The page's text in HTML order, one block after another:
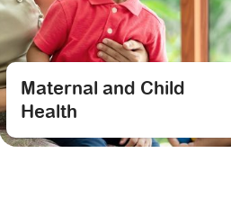
Maternal and Child
Health